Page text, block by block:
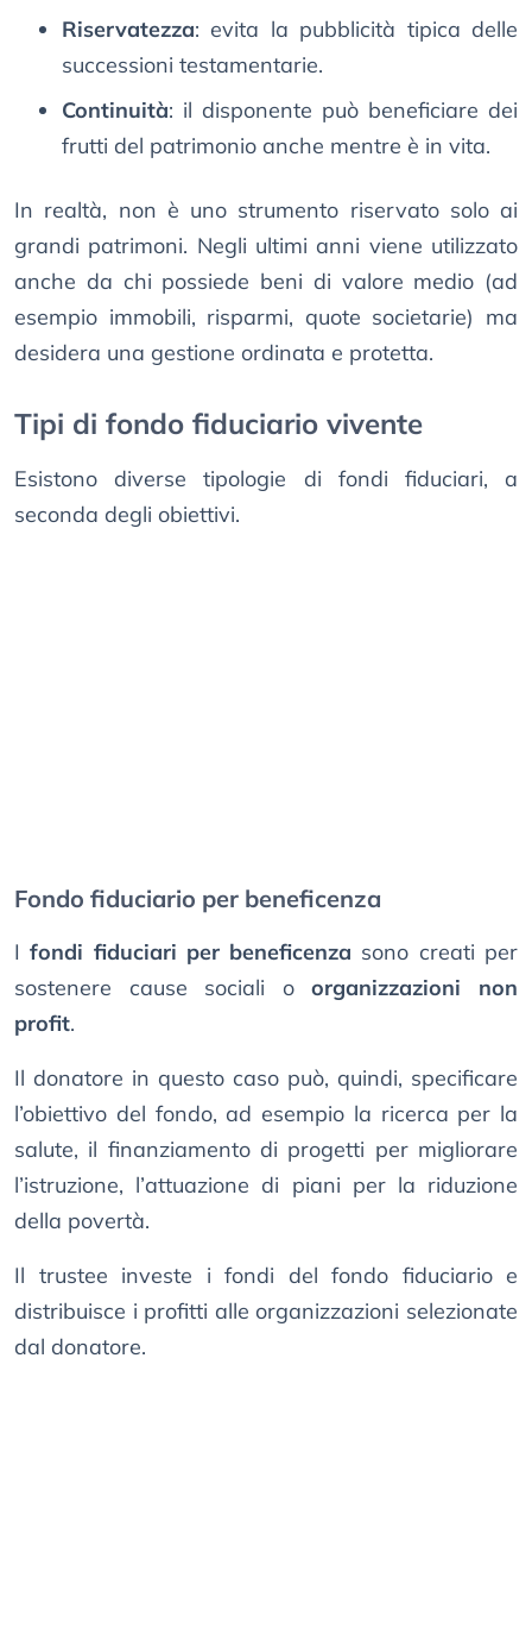
Riservatezza: evita la pubblicità tipica delle
successioni testamentarie.
Continuità: il disponente può beneficiare dei
frutti del patrimonio anche mentre è in vita.
In realtà, non è uno strumento riservato solo ai
grandi patrimoni. Negli ultimi anni viene utilizzato
anche da chi possiede beni di valore medio (ad
esempio immobili, risparmi, quote societarie) ma
desidera una gestione ordinata e protetta.
Tipi di fondo fiduciario vivente
Esistono diverse tipologie di fondi fiduciari, a
seconda degli obiettivi.
Fondo fiduciario per beneficenza
Ifondi fiduciari per beneficenza sono creati per
sostenere cause sociali oorganizzazioni non
profit.
Il donatore in questo caso può, quindi, specificare
l’obiettivo del fondo, ad esempio la ricerca per la
salute, il finanziamento di progetti per migliorare
l’istruzione, l’attuazione di piani per la riduzione
della povertà.
Il trustee investe i fondi del fondo fiduciario e
distribuisce i profitti alle organizzazioni selezionate
dal donatore.